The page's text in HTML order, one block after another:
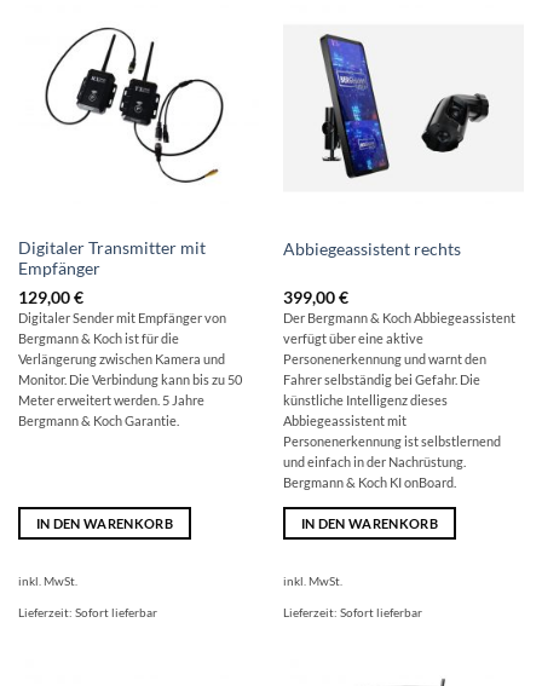
Digitaler Transmitter mit
Empfänger
129,00€
Digitaler Sender mit Empfänger von
Bergmann & Koch ist für die
Verlängerung zwischen Kamera und
Monitor. Die Verbindung kann bis zu 50
Meter erweitert werden. 5 Jahre
Bergmann & Koch Garantie.
IN DEN WARENKORB
inkl. MwSt.
Lieferzeit: Sofort lieferbar
Abbiegeassistent rechts
399,00€
Der Bergmann & Koch Abbiegeassistent
verfügt über eine aktive
Personenerkennung und warnt den
Fahrer selbständig bei Gefahr. Die
künstliche Intelligenz dieses
Abbiegeassistent mit
Personenerkennung ist selbstlernend
und einfach in der Nachrüstung.
Bergmann & Koch KI onBoard.
IN DEN WARENKORB
inkl. MwSt.
Lieferzeit: Sofort lieferbar